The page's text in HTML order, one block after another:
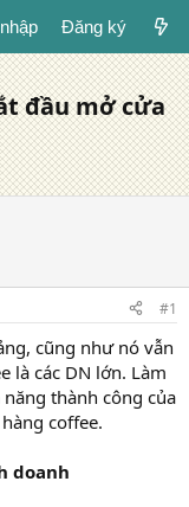
Đăng ký
đầu mở cửa
#1
cũng như nó vẫn
là các DN lớn. Làm
thành công của
coffee.
doanh